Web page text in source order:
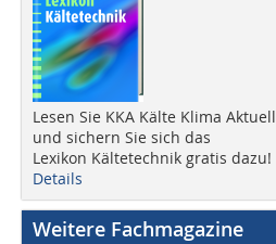
Lesen Sie KKA Kälte Klima Aktuell
und sichern Sie sich das
Lexikon Kältetechnik gratis dazu!
Details
Weitere Fachmagazine